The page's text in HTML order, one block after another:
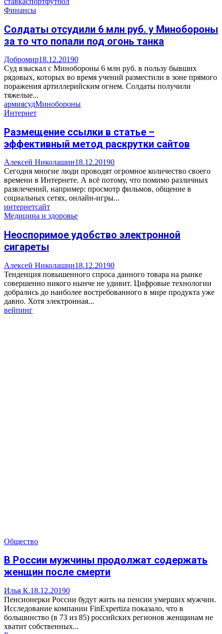
Финансы
Солдаты отсудили 6 млн руб. у Минобороны
за то что попали под огонь танка
Добромир18.12.20190
Суд взыскал с Минобороны 6 млн руб. в пользу бывших
рядовых, которых во время учений разместили в зоне прямого
поражения артиллерийским огнем. Солдаты получили
тяжелые...
армиясудМинобороны
Интернет
Размещение ссылки в статье –
эффективный метод раскрутки сайтов
Алексей Николашин18.12.20190
Сегодня многие люди проводят огромное количество своего
времени в Интернете. А всё потому, что помимо различных
развлечений, например: просмотр фильмов, общение в
социальных сетях, онлайн-игры...
интернетсайт
Медицина и здоровье
Неоспоримое удобство электронной
сигареты
Алексей Николашин18.12.20190
Тенденция повышенного спроса данного товара на рынке
совершенно никого нынче не удивит. Цифровые технологии
добрались до наиболее востребованного в мире продукта уже
давно. Хотя электронная...
вейпинг
Общество
В России мужчины продолжат содержать
женщин после смерти
Илья К.18.12.20190
Пенсионерки России будут жить на пенсии умерших мужчин.
Исследование компании FinExpertiza показало, что в
большинство (в 73 из 85) российских регионов женщинам не
хватит собственных...